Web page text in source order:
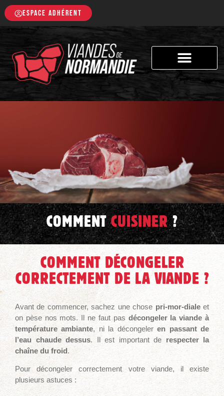
ESPACE ADHÉRENT
COMMENTCUISINER?
COMMENT DÉCONGELER
CORRECTEMENT DE LA VIANDE ?
Avant de commencer, sachez une chose pri-mor-dialeet
on pèse nos mots. Il ne faut pas décongeler la viande à
température ambiante, ni la décongeleren passant de
l’eau chaude dessus. Il est important de respecter la
chaîne du froid.
Pour décongeler correctement votre viande, il existe
plusieurs astuces :